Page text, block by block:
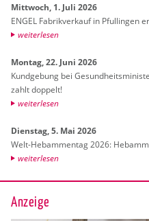
Mitt­woch, 1. Juli 2026
ENGEL Fa­brik­ver­kauf in Pful­lin­gen
wei­ter­le­sen
Mon­tag, 22. Juni 2026
Kund­ge­bung bei
zahlt dop­pelt!
wei­ter­le­sen
Diens­tag, 5. Mai 2026
Welt-Heb­am­men­tag 2026:
wei­ter­le­sen
Anzeige